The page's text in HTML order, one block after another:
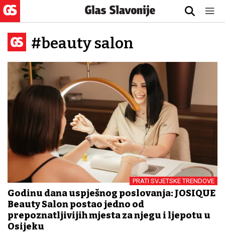
#beauty salon
PRATI SVJETSKE TRENDOVE
Godinu dana uspješnog poslovanja: JOSIQUE
Beauty Salon postao jedno od
prepoznatljivijih mjesta za njegu i ljepotu u
Osijeku